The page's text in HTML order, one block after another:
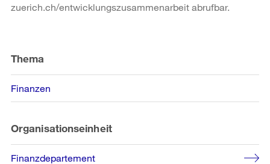
zuerich.ch/entwicklungszusammenarbeit abrufbar.
Informationen
Thema
Finanzen
Organisationseinheit
Finanzdepartement